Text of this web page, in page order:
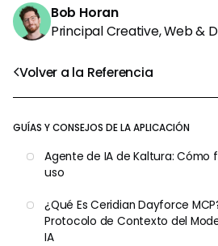
Volver a la Referencia
GUÍAS Y CONSEJOS DE LA APLICACIÓN
Agente de IA de Kaltura: Cómo
uso
¿Qué Es Ceridian Dayforce
Protocolo de Contexto del
IA
Bob Horan
Principal Creative, Web &